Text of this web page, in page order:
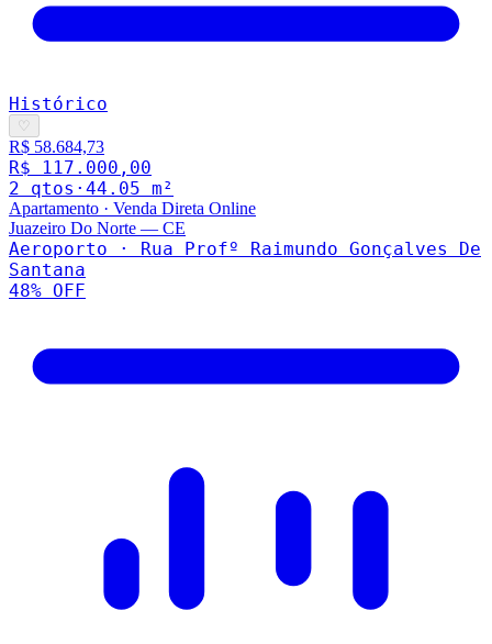
Histórico
♡
R$ 58.684,73
R$ 117.000,00
2 qtos · 44.05 m²
Apartamento · Venda Direta Online
Juazeiro Do Norte — CE
Aeroporto · Rua Profº Raimundo Gonçalves De
Santana
48% OFF